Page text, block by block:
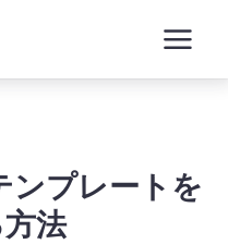
ンプレートを
法